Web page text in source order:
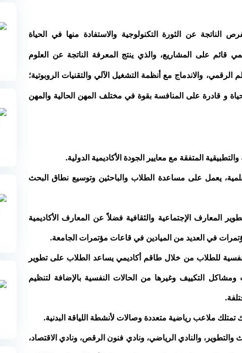
الناتجة عن الثورة التكنولوجية والاستفادة منها في الحياة
قائم على المشاريع، والذي ينتج المعرفة الناتجة عن العلوم
الرقمي، والاندماج مع أنظمة التشغيل الآلي والتقنيات الروبوتية؛
و قادرة على المنافسة بقوة في مختلف المهن الحالية والمهن
المتفقة مع معايير الجودة الأكاديمية الدولية.
يعمل على مساعدة الطلاب والباحثين وتوسيع نطاق البحث
المعارف الإجتماعية والثقافية فضلاً عن المعارف الأكاديمية
في العديد من الميادين في قاعات مؤتمرات الجامعة.
للطلاب من خلال طاقم أكاديمي يساعد الطلاب على تطوير
ومشاكل التكييف وغيرها من الحالات النفسية بالإضافة لتنظيم
تمتلك ملاعب رياضية متعددة وصالات لأنشطة اللياقة البدنية.
نادي البحث والتطوير، والنادي الرياضي، ونادي فنون الرقص، ونادي الاقتصاد،